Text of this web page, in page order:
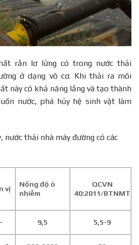
rắn lơ lửng có trong nước thải
ở dạng vô cơ. Khi thải ra môi
này có khả năng lắng và tạo thành
nước, phá hủy hệ sinh vật làm
nước thải nhà máy đường có các
vị
Nồng độ ô
nhiễm
QCVN
40:2011/BTNMT
9,5 5,5-9